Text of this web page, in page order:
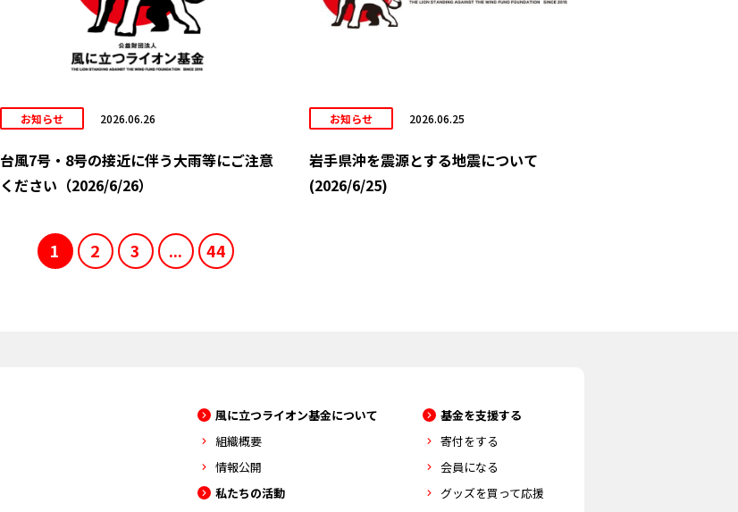
お知らせ 2026.06.26
台風7号・8号の接近に伴う大雨等にご注意
ください（2026/6/26）
お知らせ 2026.06.25
岩手県沖を震源とする地震について
(2026/6/25)
1 2 3 ... 44
風に立つライオン基金について
組織概要
情報公開
私たちの活動
基金を支援する
寄付をする
会員になる
グッズを買って応援